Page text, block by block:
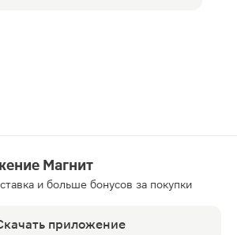
Магнит
и больше бонусов за покупки
приложение